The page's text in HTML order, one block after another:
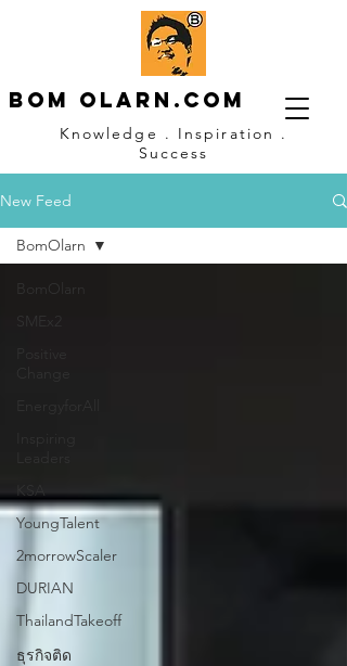
Bom OLARN.com
Knowledge . Inspiration .
Success
New Feed
BomOlarn
SMEx2
KSA
YoungTalent
2morrowScaler
DURIAN
ThailandTakeoff
ธุรกิจติด
BomOlarn